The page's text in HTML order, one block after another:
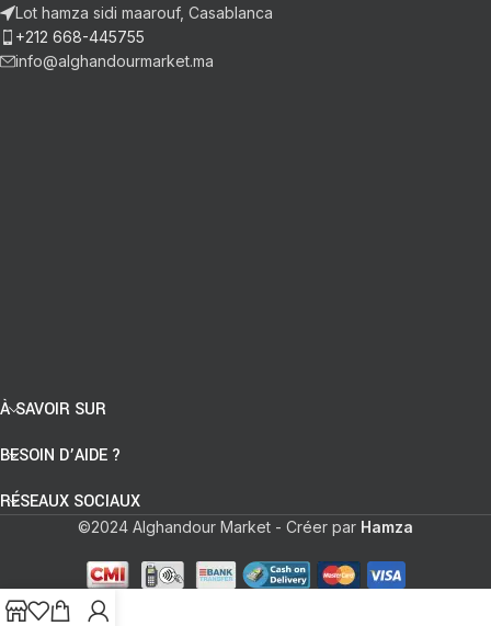
Lot hamza sidi maarouf, Casablanca
+212 668-445755
info@alghandourmarket.ma
À SAVOIR SUR
BESOIN D’AIDE ?
RÉSEAUX SOCIAUX
©2024 Alghandour Market - Créer par Hamza